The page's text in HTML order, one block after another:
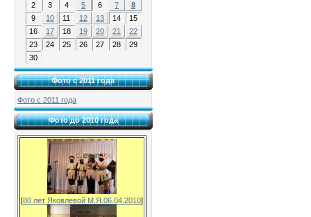
2
3 4 5 6 7
8
9
10 11 12 13 14
15
16
17 18 19 20 21
22
23
24 25 26 27 28
29
30
Фото с 2011 года
Фото с 2011 года
Фото до 2010 года
[80 лет Яковлевой М.Я.06.04.2010]